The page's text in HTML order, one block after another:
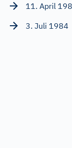
11. April
3. Juli 1984